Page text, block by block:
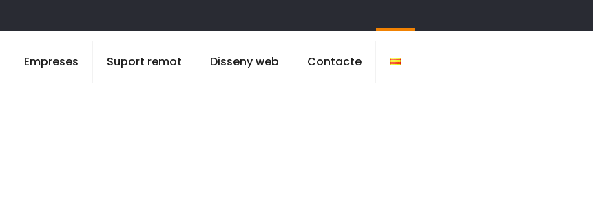
Empreses Suport remot Disseny web Contacte